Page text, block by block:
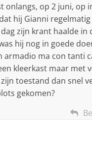
onlangs, op 2 juni, op
hij Gianni
zijn krant haalde in
hij nog in goede
armadio ma con tanti
kleerkast maar met
toestand dan snel
gekomen?